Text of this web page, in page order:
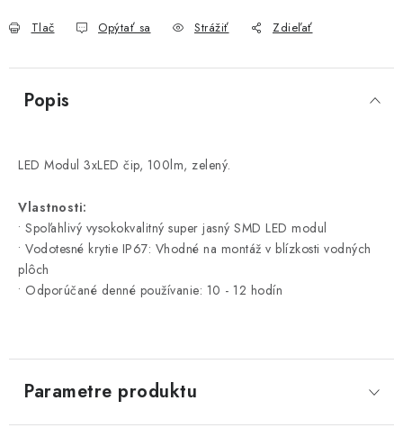
Tlač Opýtať sa Strážiť Zdieľať
Popis
LED Modul 3xLED čip, 100lm, zelený.
Vlastnosti:
• Spoľahlivý vysokokvalitný super jasný SMD LED modul
• Vodotesné krytie IP67: Vhodné na montáž v blízkosti vodných
plôch
• Odporúčané denné používanie: 10 - 12 hodín
Parametre produktu